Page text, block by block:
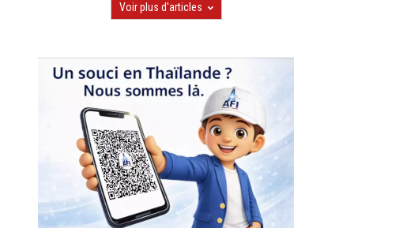
Voir plus d'articles